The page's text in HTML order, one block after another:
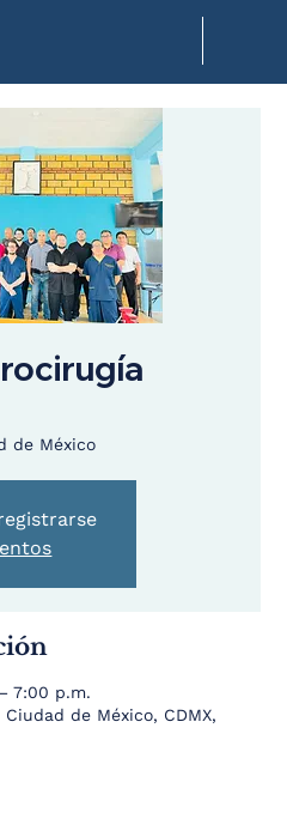
de México
7:00 p.m.
de México, CDMX,